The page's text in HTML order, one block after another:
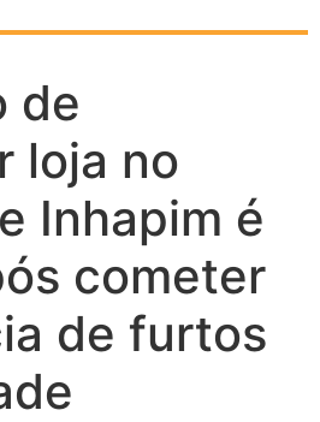
de
loja no
Inhapim é
cometer
de furtos